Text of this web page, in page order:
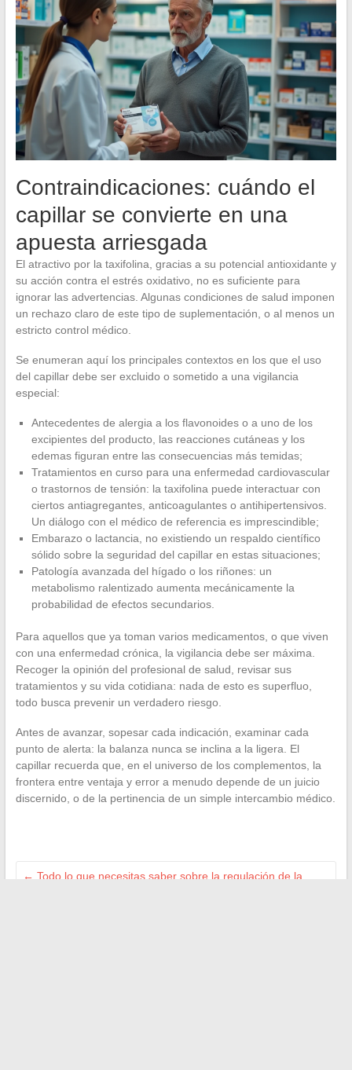
Contraindicaciones: cuándo el
capillar se convierte en una
apuesta arriesgada
El atractivo por la taxifolina, gracias a su potencial antioxidante y
su acción contra el estrés oxidativo, no es suficiente para
ignorar las advertencias. Algunas condiciones de salud imponen
un rechazo claro de este tipo de suplementación, o al menos un
estricto control médico.
Se enumeran aquí los principales contextos en los que el uso
del capillar debe ser excluido o sometido a una vigilancia
especial:
Antecedentes de alergia a los flavonoides o a uno de los
excipientes del producto, las reacciones cutáneas y los
edemas figuran entre las consecuencias más temidas;
Tratamientos en curso para una enfermedad cardiovascular
o trastornos de tensión: la taxifolina puede interactuar con
ciertos antiagregantes, anticoagulantes o antihipertensivos.
Un diálogo con el médico de referencia es imprescindible;
Embarazo o lactancia, no existiendo un respaldo científico
sólido sobre la seguridad del capillar en estas situaciones;
Patología avanzada del hígado o los riñones: un
metabolismo ralentizado aumenta mecánicamente la
probabilidad de efectos secundarios.
Para aquellos que ya toman varios medicamentos, o que viven
con una enfermedad crónica, la vigilancia debe ser máxima.
Recoger la opinión del profesional de salud, revisar sus
tratamientos y su vida cotidiana: nada de esto es superfluo,
todo busca prevenir un verdadero riesgo.
Antes de avanzar, sopesar cada indicación, examinar cada
punto de alerta: la balanza nunca se inclina a la ligera. El
capillar recuerda que, en el universo de los complementos, la
frontera entre ventaja y error a menudo depende de un juicio
discernido, o de la pertinencia de un simple intercambio médico.
← Todo lo que necesitas saber sobre la regulación de la